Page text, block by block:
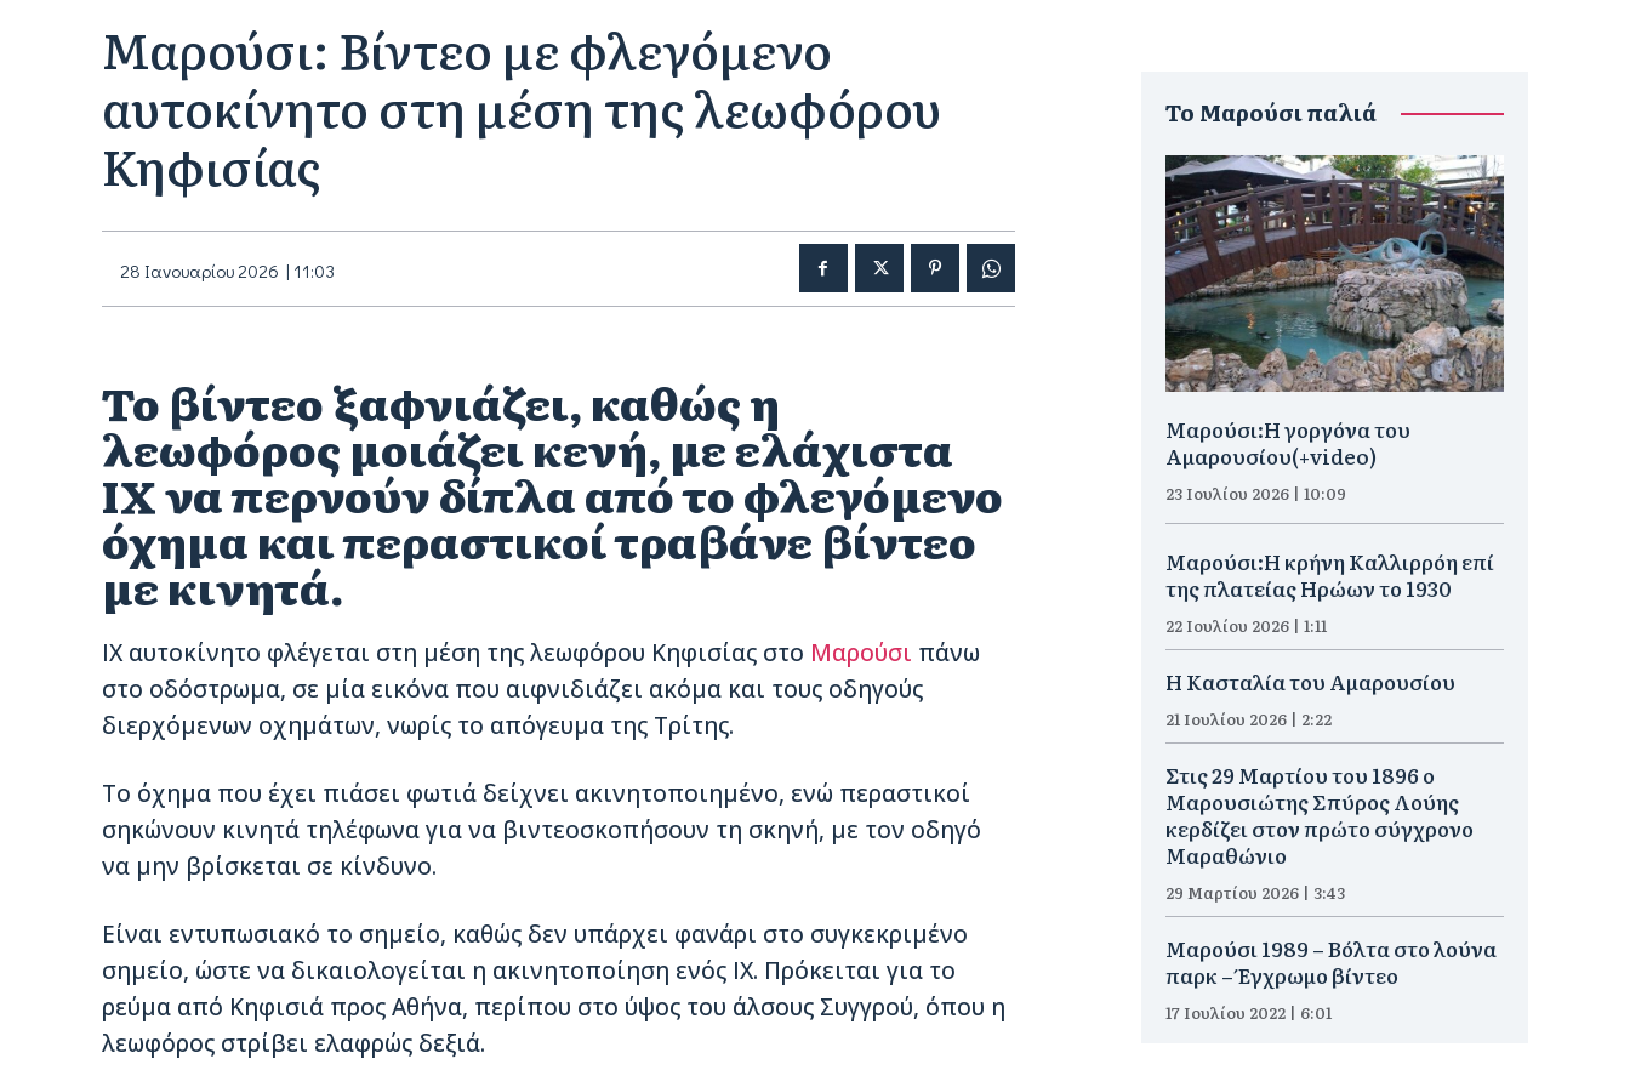
Μαρούσι: Βίντεο με φλεγόμενο
αυτοκίνητο στη μέση της λεωφόρου
Κηφισίας
28 Ιανουαρίου 2026 | 11:03
Το βίντεο ξαφνιάζει, καθώς η
λεωφόρος μοιάζει κενή, με ελάχιστα
ΙΧ να περνούν δίπλα από το φλεγόμενο
όχημα και περαστικοί τραβάνε βίντεο
με κινητά.
ΙΧ αυτοκίνητο φλέγεται στη μέση της λεωφόρου Κηφισίας στο Μαρούσι πάνω
στο οδόστρωμα, σε μία εικόνα που αιφνιδιάζει ακόμα και τους οδηγούς
διερχόμενων οχημάτων, νωρίς το απόγευμα της Τρίτης.
Το όχημα που έχει πιάσει φωτιά δείχνει ακινητοποιημένο, ενώ περαστικοί
σηκώνουν κινητά τηλέφωνα για να βιντεοσκοπήσουν τη σκηνή, με τον οδηγό
να μην βρίσκεται σε κίνδυνο.
Είναι εντυπωσιακό το σημείο, καθώς δεν υπάρχει φανάρι στο συγκεκριμένο
σημείο, ώστε να δικαιολογείται η ακινητοποίηση ενός ΙΧ. Πρόκειται για το
ρεύμα από Κηφισιά προς Αθήνα, περίπου στο ύψος του άλσους Συγγρού, όπου η
λεωφόρος στρίβει ελαφρώς δεξιά.
To Μαρούσι παλιά
Μαρούσι:H γοργόνα του
Αμαρουσίου(+video)
23 Ιουλίου 2026 | 10:09
Μαρούσι:Η κρήνη Καλλιρρόη επί
της πλατείας Ηρώων το 1930
22 Ιουλίου 2026 | 1:11
Η Κασταλία του Αμαρουσίου
21 Ιουλίου 2026 | 2:22
Στις 29 Μαρτίου του 1896 ο
Μαρουσιώτης Σπύρος Λούης
κερδίζει στον πρώτο σύγχρονο
Μαραθώνιο
29 Μαρτίου 2026 | 3:43
Μαρούσι 1989 – Βόλτα στο λούνα
παρκ – Έγχρωμο βίντεο
17 Ιουλίου 2022 | 6:01